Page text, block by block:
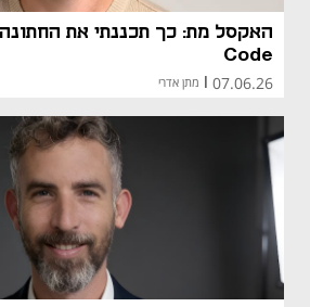
Code
07.06.26 מתן אדרי